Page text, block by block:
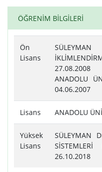
ÖĞRENİM BİLGİLERİ
Ön
Lisans
27.08.2008
ANADOLU
04.06.2007
Lisans ANADOLU
Yüksek
Lisans
SÜLEYMAN
26.10.2018